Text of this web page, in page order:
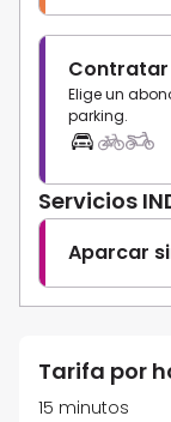
Contratar
Elige un
parking.
Servicios
Aparcar
Tarifa por
15 minutos